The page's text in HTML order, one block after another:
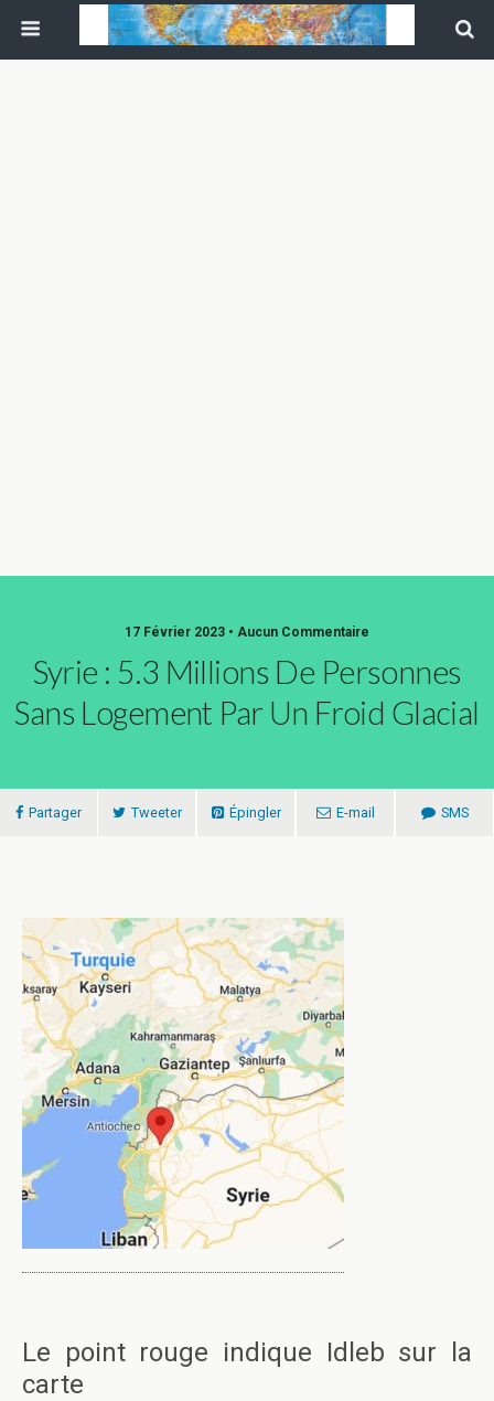
17 Février 2023 • Aucun Commentaire
Syrie : 5.3 Millions De Personnes
Sans Logement Par Un Froid Glacial
Partager Tweeter Épingler E-mail SMS
Le point rouge indique Idleb sur la
carte